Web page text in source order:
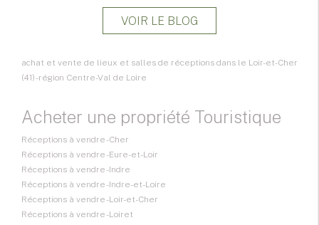
VOIR LE BLOG
achat et vente de lieux et salles de réceptions dans le Loir-et-Cher
(41) - région Centre-Val de Loire
Acheter une propriété Touristique
Réceptions à vendre - Cher
Réceptions à vendre - Eure-et-Loir
Réceptions à vendre - Indre
Réceptions à vendre - Indre-et-Loire
Réceptions à vendre - Loir-et-Cher
Réceptions à vendre - Loiret